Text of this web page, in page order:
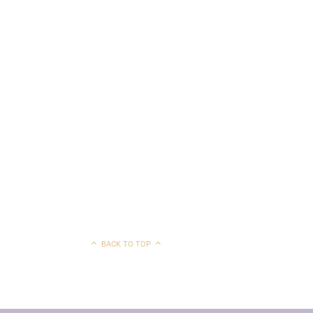
BACK TO TOP